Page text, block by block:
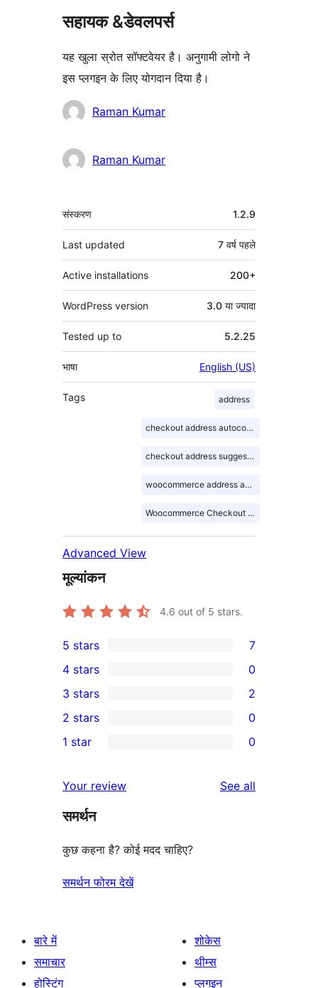
सहायक &डेवलपर्स
यह खुला स्रोत सॉफ्टवेयर है। अनुगामी लोगो ने
इस प्लगइन के लिए योगदान दिया है।
योगदानकर्ताRaman Kumar
Raman Kumar
मेटा
संस्करण 1.2.9
Last updated 7 वर्ष पहले
Active installations 200+
WordPress version 3.0 या ज्यादा
Tested up to 5.2.25
भाषा English (US)
Tags address
checkout address autocomplete
checkout address suggession
woocommerce address autocomplete
Woocommerce Checkout Address Autocomplete
Advanced View
मूल्यांकन
4.6 out of 5 stars.
7
5-
star
reviews
5 stars 7
4-
star
reviews
4 stars 0
2
3-
star
3 stars 2
2-
reviews
2 stars 0
star
reviews
1 star 0
Your review See all
समर्थन
कुछ कहना है? कोई मदद चाहिए?
समर्थन फोरम देखें
बारे में
समाचार
होस्टिंग
शोकेस
थीम्स
प्लगइन